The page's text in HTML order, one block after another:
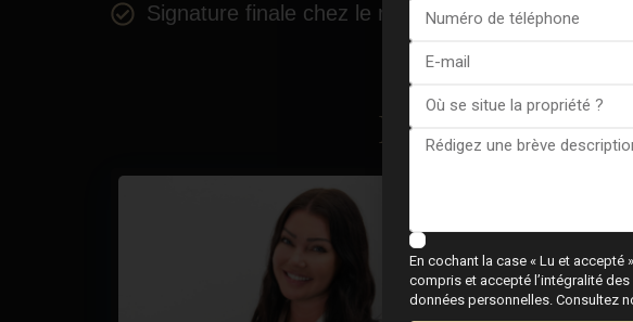
Signature finale chez le notaire
Rencontrez
En cochant la case « Lu et accepté
compris et accepté l’intégralité
données personnelles. Consultez